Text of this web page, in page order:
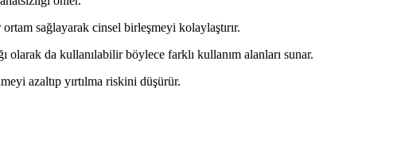
sağlayarak cinsel birleşmeyi kolaylaştırır.
olarak da kullanılabilir böylece farklı kullanım alanları sunar.
azaltıp yırtılma riskini düşürür.